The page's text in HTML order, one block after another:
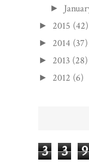
►
► 2015 (42)
► 2014 (37)
► 2013 (28)
► 2012 (6)
3 3 9